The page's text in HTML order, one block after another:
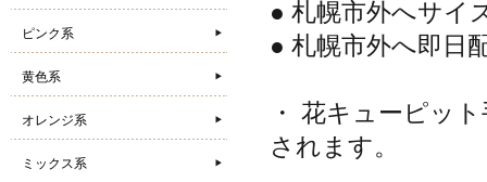
● 札幌市外へサイ
● 札幌市外へ即日
・ 花キューピッ
されます。
ピンク系
黄色系
オレンジ系
ミックス系